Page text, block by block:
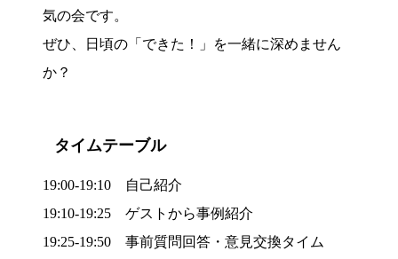
気の会です。
ぜひ、日頃の「できた！」を一緒に深めません
か？
タイムテーブル
19:00-19:10 自己紹介
19:10-19:25 ゲストから事例紹介
19:25-19:50 事前質問回答・意見交換タイム